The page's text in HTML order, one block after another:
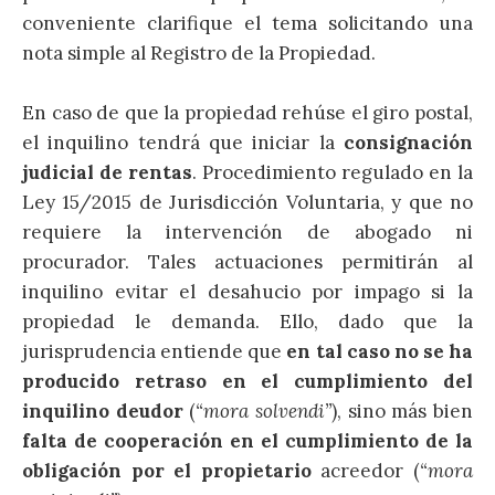
conveniente clarifique el tema solicitando una
nota simple al Registro de la Propiedad.
En caso de que la propiedad rehúse el giro postal,
el inquilino tendrá que iniciar la consignación
judicial de rentas. Procedimiento regulado en la
Ley 15/2015 de Jurisdicción Voluntaria, y que no
requiere la intervención de abogado ni
procurador. Tales actuaciones permitirán al
inquilino evitar el desahucio por impago si la
propiedad le demanda. Ello, dado que la
jurisprudencia entiende que en tal caso no se ha
producido retraso en el cumplimiento del
inquilino deudor(“mora solvendi”), sino más bien
falta de cooperación en el cumplimiento de la
obligación por el propietarioacreedor (“mora